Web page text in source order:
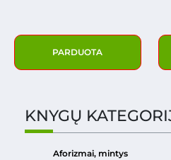
PARDUOTA
KNYGŲ
Aforizmai, mintys